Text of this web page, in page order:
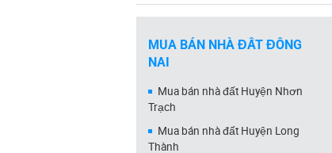
MUA BÁN NHÀ ĐẤT ĐỒNG
NAI
Mua bán nhà đất Huyện Nhơn
Trạch
Mua bán nhà đất Huyện Long
Thành